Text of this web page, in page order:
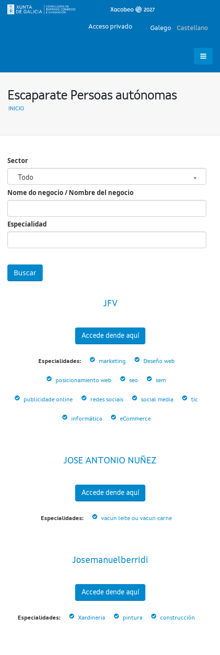
Galego Castellano
Acceso privado
Escaparate Persoas autónomas
INICIO
Sector
Todo
Sector
Nome do negocio / Nombre del negocio
Especialidad
JFV
Accede dende aquí
Especialidades: marketing Deseño web
posicionamiento web seo sem
publicidade online redes sociais social media tic
informática eCommerce
JOSE ANTONIO NUÑEZ
Accede dende aquí
Especialidades: vacun leite ou vacun carne
Josemanuelberridi
Accede dende aquí
Especialidades: Xardineria pintura construcción